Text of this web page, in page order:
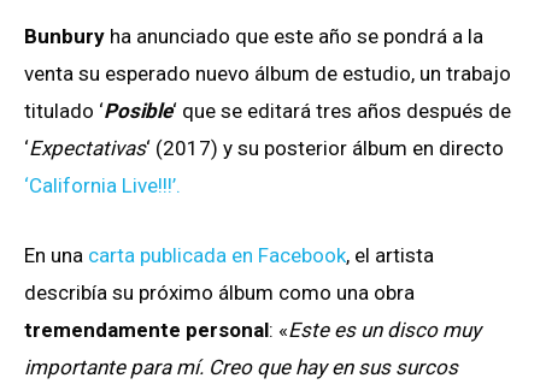
Bunbury ha anunciado que este año se pondrá a la
venta su esperado nuevo álbum de estudio, un trabajo
titulado ‘Posible‘ que se editará tres años después de
‘Expectativas‘ (2017) y su posterior álbum en directo
‘California Live!!!’.
En una carta publicada en Facebook, el artista
describía su próximo álbum como una obra
tremendamente personal: «Este es un disco muy
importante para mí. Creo que hay en sus surcos